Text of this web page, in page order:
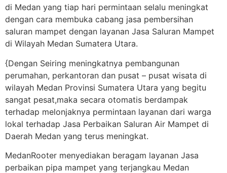
di Medan yang tiap hari permintaan selalu meningkat
dengan cara membuka cabang jasa pembersihan
saluran mampet dengan layanan Jasa Saluran Mampet
di Wilayah Medan Sumatera Utara.
{Dengan Seiring meningkatnya pembangunan
perumahan, perkantoran dan pusat – pusat wisata di
wilayah Medan Provinsi Sumatera Utara yang begitu
sangat pesat,maka secara otomatis berdampak
terhadap melonjaknya permintaan layanan dari warga
lokal terhadap Jasa Perbaikan Saluran Air Mampet di
Daerah Medan yang terus meningkat.
MedanRooter menyediakan beragam layanan Jasa
perbaikan pipa mampet yang terjangkau Medan